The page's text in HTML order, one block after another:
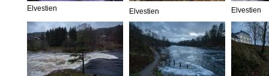
Elvestien Elvestien Elvestien